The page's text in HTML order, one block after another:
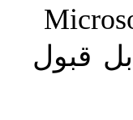
قبول